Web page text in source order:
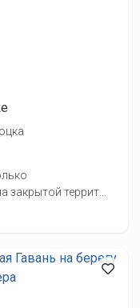
террит...